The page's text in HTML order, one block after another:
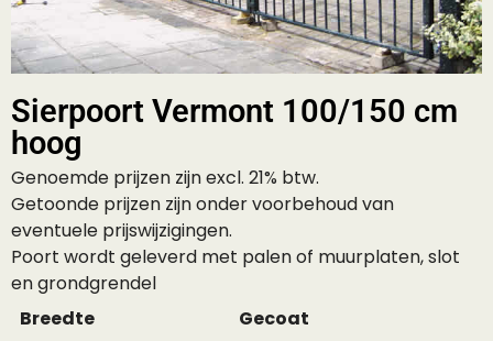
Sierpoort Vermont 100/150 cm
hoog
Genoemde prijzen zijn excl. 21% btw.
Getoonde prijzen zijn onder voorbehoud van
eventuele prijswijzigingen.
Poort wordt geleverd met palen of muurplaten, slot
en grondgrendel
Breedte
Gecoat